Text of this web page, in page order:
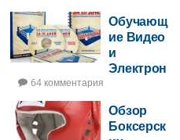
Обучающ
ие Видео
и
Электрон
64 комментария
Обзор
Боксерск